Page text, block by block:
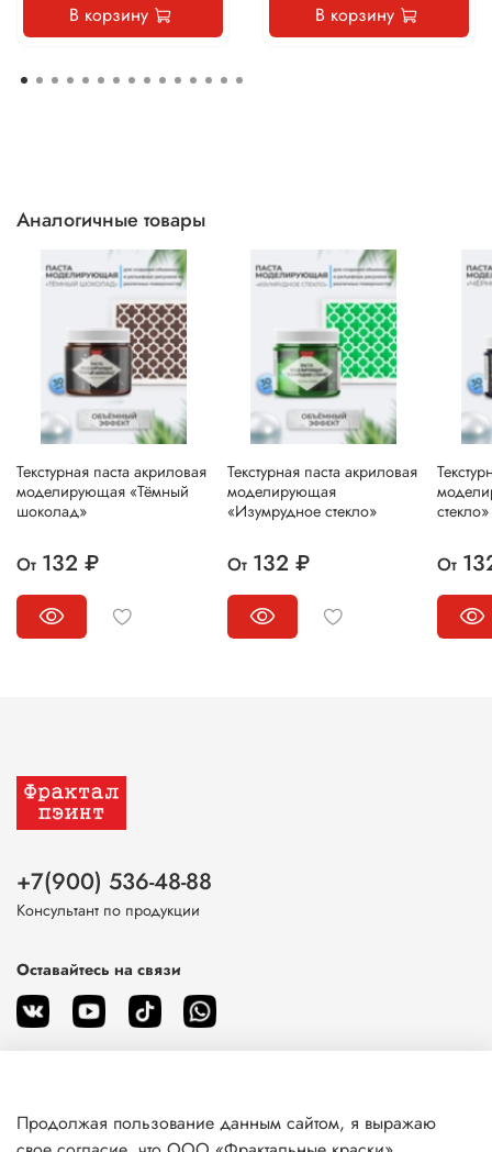
В корзину В корзину
Аналогичные товары
Текстурная паста акриловая
моделирующая «Тёмный
шоколад»
От 132 ₽
Текстурная паста акриловая
моделирующая
«Изумрудное стекло»
От 132 ₽
стекло»
От
О магазине
+7(900) 536-48-88
Консультант по продукции
Оставайтесь на связи
Продолжая пользование данным сайтом, я выражаю